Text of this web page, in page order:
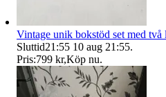
Vintage unik bokstöd set med
Sluttid21:55 10 aug 21:55.
Pris:799 kr,Köp nu.